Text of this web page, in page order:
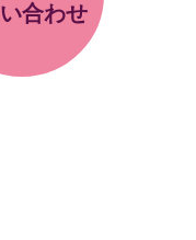
合わせ